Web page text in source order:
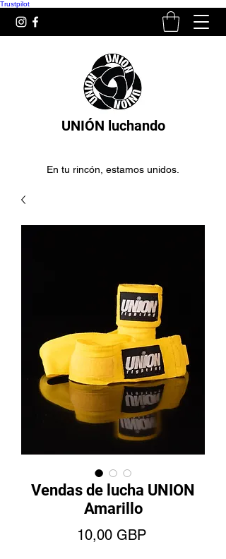
Trustpilot
UNIÓN luchando
En tu rincón, estamos unidos.
Vendas de lucha UNION
Amarillo
10,00 GBPPrecio